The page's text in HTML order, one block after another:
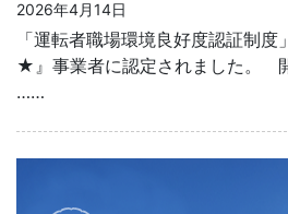
2026年4月14日
「運転者職場環境良好度認証制
★』事業者に認定されました。
……